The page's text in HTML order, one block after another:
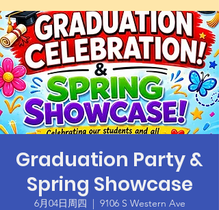
Graduation Party &
Spring Showcase
6月04日周四
  |
9106 S Western Ave